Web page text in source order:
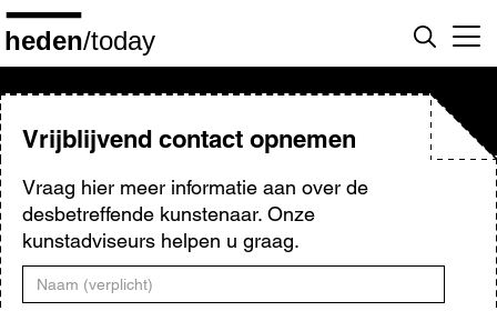
Overslaan
en
naar
inhoud
gaanVrijblijvend contact opnemen
Vraag hier meer informatie aan over de
desbetreffende kunstenaar. Onze
kunstadviseurs helpen u graag.
Naam